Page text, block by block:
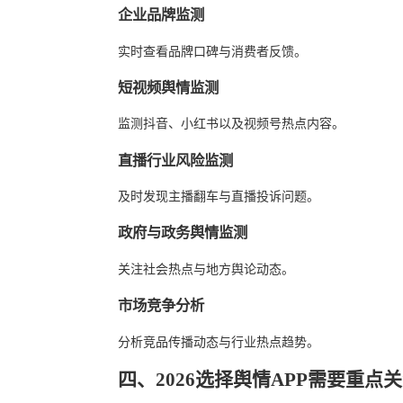
企业品牌监测
实时查看品牌口碑与消费者反馈。
短视频舆情监测
监测抖音、小红书以及视频号热点内容。
直播行业风险监测
及时发现主播翻车与直播投诉问题。
政府与政务舆情监测
关注社会热点与地方舆论动态。
市场竞争分析
分析竞品传播动态与行业热点趋势。
四、2026选择舆情APP需要重点